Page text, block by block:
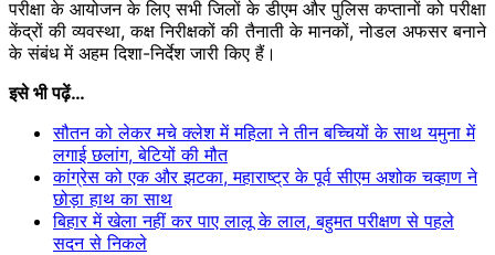
परीक्षा के आयोजन के लिए सभी जिलों के डीएम और पुलिस कप्तानों को परीक्षा
केंद्रों की व्यवस्था, कक्ष निरीक्षकों की तैनाती के मानकों, नोडल अफसर बनाने
के संबंध में अहम दिशा-निर्देश जारी किए हैं।
इसे भी पढ़ें…
सौतन को लेकर मचे क्लेश में महिला ने तीन ​बच्चियों के साथ यमुना में
लगाई छलांग, बेटियों की मौत
कांग्रेस को एक और झटका, महाराष्ट्र के पूर्व सीएम अशोक चव्हाण ने
छोड़ा हाथ का साथ
बिहार में खेला नहीं कर पाए लालू के लाल, बहुमत परीक्षण से पहले
सदन से निकले